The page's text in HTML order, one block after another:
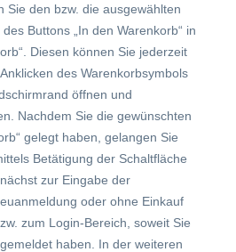
Sie den bzw. die ausgewählten
Buttons „In den Warenkorb“ in
Diesen können Sie jederzeit
des Warenkorbsymbols
öffnen und
Nachdem Sie die gewünschten
gelegt haben, gelangen Sie
Betätigung der Schaltfläche
zur Eingabe der
oder ohne Einkauf
zum Login-Bereich, soweit Sie
haben. In der weiteren